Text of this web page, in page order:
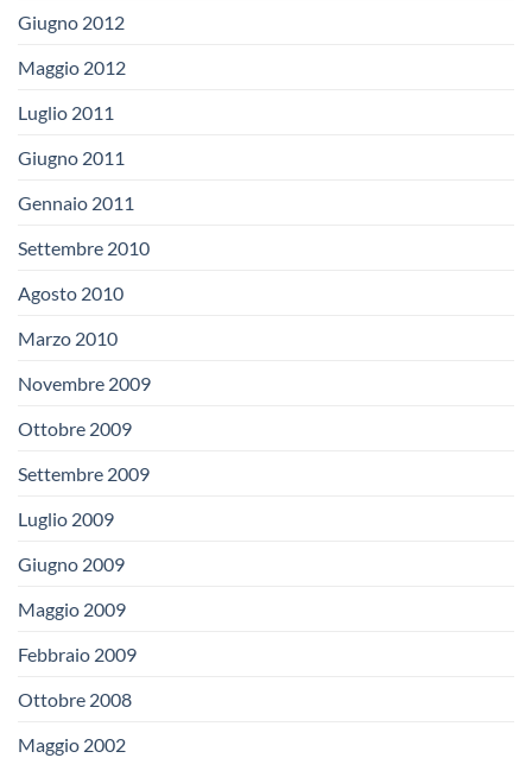
Giugno 2012
Maggio 2012
Luglio 2011
Giugno 2011
Gennaio 2011
Settembre 2010
Agosto 2010
Marzo 2010
Novembre 2009
Ottobre 2009
Settembre 2009
Luglio 2009
Giugno 2009
Maggio 2009
Febbraio 2009
Ottobre 2008
Maggio 2002